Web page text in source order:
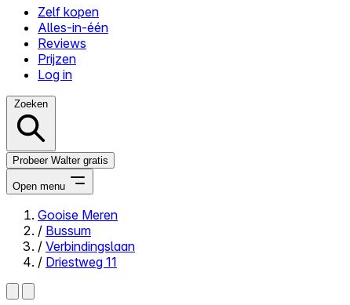
Zelf kopen
Alles-in-één
Reviews
Prijzen
Log in
Zoeken
Probeer Walter gratis
Open menu
Close menu
Gooise Meren
/ Bussum
/ Verbindingslaan
/ Driestweg 11